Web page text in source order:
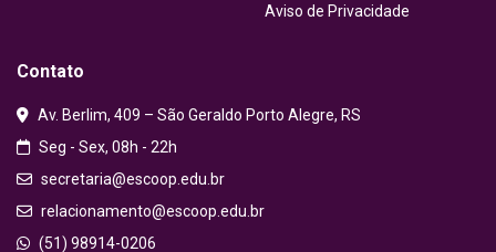
Aviso de Privacidade
Contato
Av. Berlim, 409 – São Geraldo Porto Alegre, RS
Seg - Sex, 08h - 22h
secretaria@escoop.edu.br
relacionamento@escoop.edu.br
(51) 98914-0206